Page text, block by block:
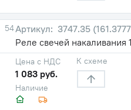
54
3747.35
Реле свечей накаливания
Наличие
Цена с НДС
1 083 руб.
К схеме